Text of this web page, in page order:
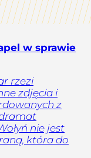
w sprawie
rzezi
zdjęcia i
z
nie jest
która do